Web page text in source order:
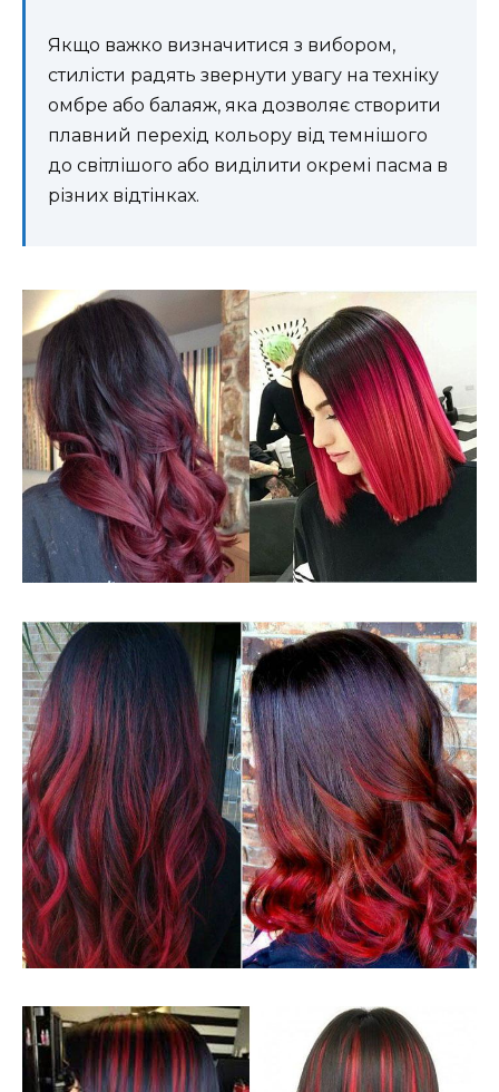
Якщо важко визначитися з вибором,
стилісти радять звернути увагу на техніку
омбре або балаяж, яка дозволяє створити
плавний перехід кольору від темнішого
до світлішого або виділити окремі пасма в
різних відтінках.